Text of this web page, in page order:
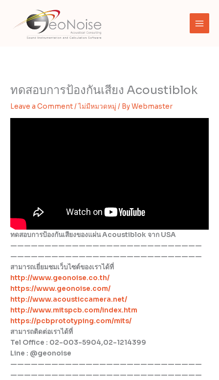
content
ทดสอบการป้องกันเสียง Acoustiblok
Leave a Comment/ไม่มีหมวดหมู่ / ByWebmaster
ทดสอบการป้องกันเสียงของแผ่น Acoustiblok จาก USA
————————————————————————————
————————————————————————————
สามารถเยี่ยมชมเว็บไซต์ของเราได้ที่
http://www.geonoise.co.th/
https://www.geonoise.com/
http://www.acousticcamera.net/
http://www.mitspcb.com/index.htm
https://pcbprototyping.com/mits/
สามารถติดต่อเราได้ที่
Tel Office : 02-003-5904,02-1214399
Line : @geonoise
————————————————————————————
————————————————————————————